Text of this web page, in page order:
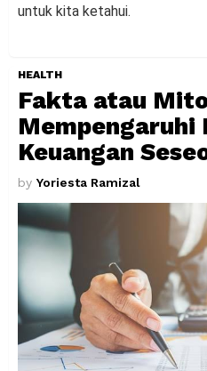
untuk kita ketahui.
HEALTH
Fakta atau
Mempengaruhi
Keuangan
by Yoriesta Ramizal